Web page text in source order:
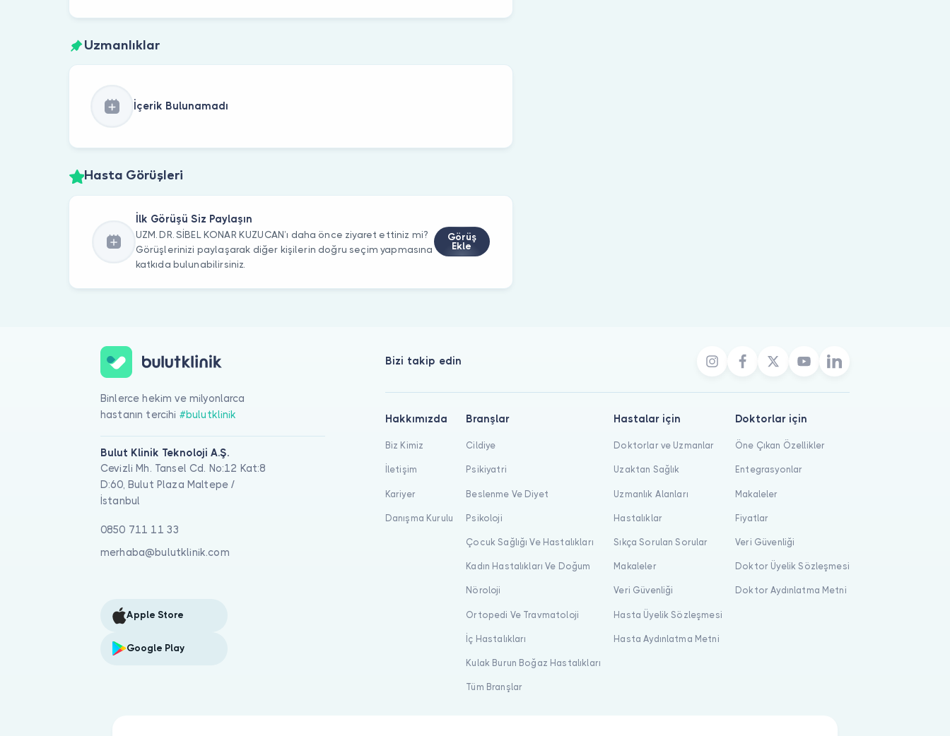
Uzmanlıklar
İçerik Bulunamadı
Hasta Görüşleri
İlk Görüşü Siz Paylaşın
UZM. DR. SİBEL KONAR KUZUCAN’ı daha önce ziyaret ettiniz mi?
Görüşlerinizi paylaşarak diğer kişilerin doğru seçim yapmasına
katkıda bulunabilirsiniz.
Görüş
Ekle
Binlerce hekim ve milyonlarca
hastanın tercihi #bulutklinik
Bulut Klinik Teknoloji A.Ş.
Cevizli Mh. Tansel Cd. No:12 Kat:8
D:60, Bulut Plaza Maltepe /
İstanbul
0850 711 11 33
merhaba@bulutklinik.com
Apple Store
Google Play
Bizi takip edin
Hakkımızda
Biz Kimiz
İletişim
Kariyer
Danışma Kurulu
Branşlar
Cildiye
Psikiyatri
Beslenme Ve Diyet
Psikoloji
Çocuk Sağlığı Ve Hastalıkları
Kadın Hastalıkları Ve Doğum
Nöroloji
Ortopedi Ve Travmatoloji
İç Hastalıkları
Kulak Burun Boğaz Hastalıkları
Tüm Branşlar
Hastalar için
Doktorlar ve Uzmanlar
Uzaktan Sağlık
Uzmanlık Alanları
Hastalıklar
Sıkça Sorulan Sorular
Makaleler
Veri Güvenliği
Hasta Üyelik Sözleşmesi
Hasta Aydınlatma Metni
Doktorlar için
Öne Çıkan Özellikler
Entegrasyonlar
Makaleler
Fiyatlar
Veri Güvenliği
Doktor Üyelik Sözleşmesi
Doktor Aydınlatma Metni